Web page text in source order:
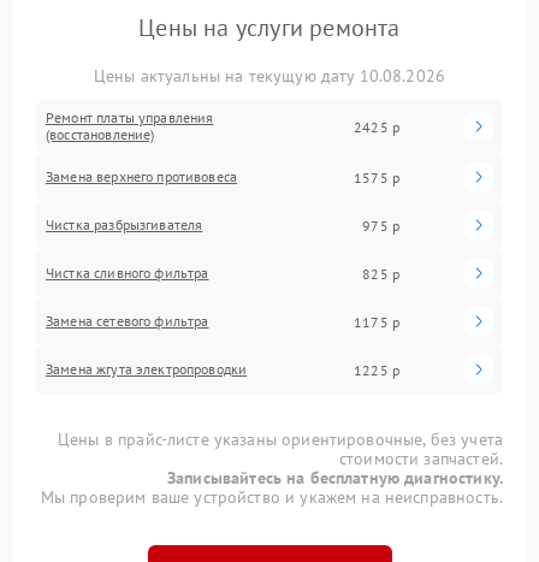
Цены на услуги ремонта
Цены актуальны на текущую дату 10.08.2026
Ремонт платы управления
(восстановление)
2425 р
Замена верхнего противовеса 1575 р
Чистка разбрызгивателя 975 р
Чистка сливного фильтра 825 р
Замена сетевого фильтра 1175 р
Замена жгута электропроводки 1225 р
Цены в прайс-листе указаны ориентировочные, без учета
стоимости запчастей.
Записывайтесь на бесплатную диагностику.
Мы проверим ваше устройство и укажем на неисправность.